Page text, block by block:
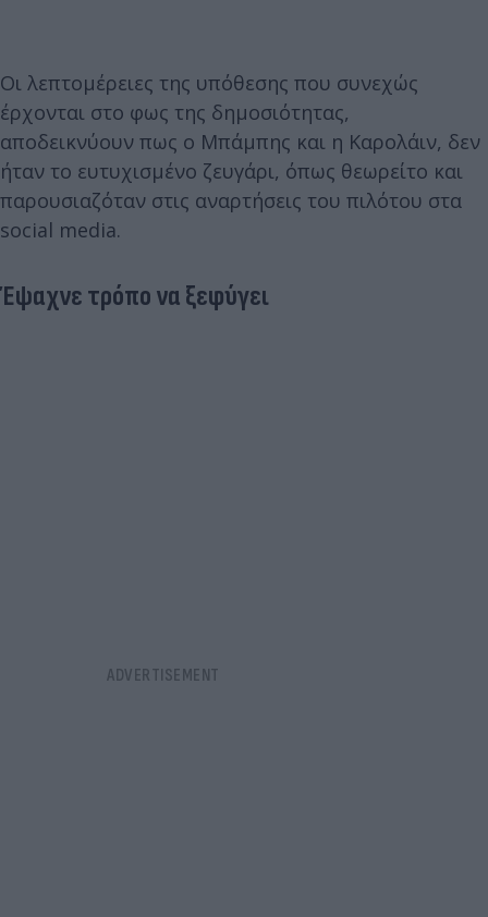
Οι λεπτομέρειες της υπόθεσης που συνεχώς
έρχονται στο φως της δημοσιότητας,
αποδεικνύουν πως ο Μπάμπης και η Καρολάιν, δεν
ήταν το ευτυχισμένο ζευγάρι, όπως θεωρείτο και
παρουσιαζόταν στις αναρτήσεις του πιλότου στα
social media.
Έψαχνε τρόπο να ξεφύγει